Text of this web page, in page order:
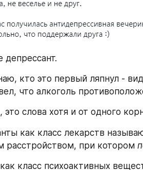
депрессант.
кто это первый ляпнул -
что алкоголь
слова хотя и от одного
как класс лекарств
расстройством, при котором